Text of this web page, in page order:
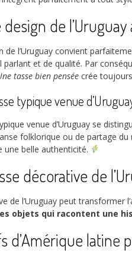
de
de l’Uruguay convient
parlant et de qualité. Par
tasse bien pensée crée
typique venue
venue d’Uruguay se
folklorique ou de partage
une belle authenticité.
décorative de
de l’Uruguay peut transformer
objets qui racontent une
d’Amérique